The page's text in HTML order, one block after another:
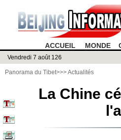
ACCUEIL MONDE
Vendredi 7 août 126
Panorama du Tibet>>>Actualités
La Chine